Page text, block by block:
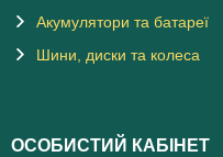
Акумулятори та батареї
Шини, диски та колеса
ОСОБИСТИЙ КАБІНЕТ